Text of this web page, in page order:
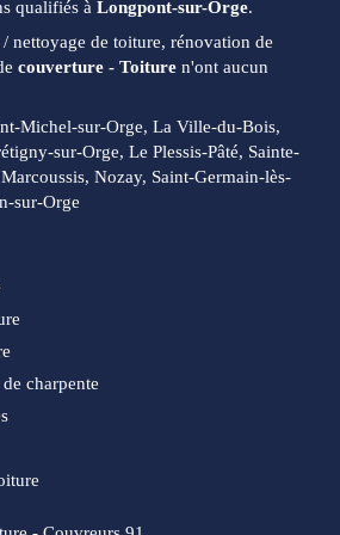
qualifiés à Longpont-sur-Orge.
nettoyage de toiture, rénovation de
couverture - Toiture n'ont aucun
Michel-sur-Orge, La Ville-du-Bois,
sur-Orge, Le Plessis-Pâté, Sainte-
Nozay, Saint-Germain-lès-
sur-Orge
charpente